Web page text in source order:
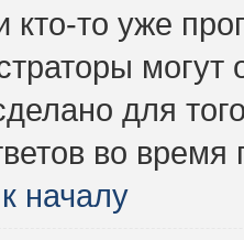
кто-то уже
могут
для
во время
началу